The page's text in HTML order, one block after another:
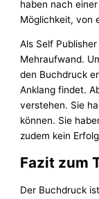
haben nach
Möglichkeit, von
Als Self
Mehraufwand.
den Buchdruck
Anklang findet.
verstehen. Sie
können. Sie
zudem kein
Fazit zum
Der Buchdruck